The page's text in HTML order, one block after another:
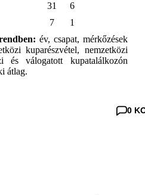
31
6
7
1
év, csapat, mérkőzések
kuparészvétel, nemzetközi
és válogatott kupatalálkozón
átlag.
0